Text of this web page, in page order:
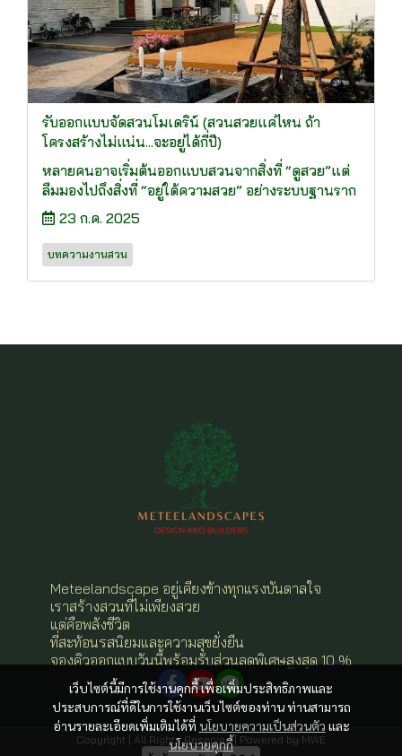
รับออกแบบจัดสวนโมเดริน์ (สวนสวยแค่ไหน ถ้า
โครงสร้างไม่แน่น...จะอยู่ได้กี่ปี)
หลายคนอาจเริ่มต้นออกแบบสวนจากสิ่งที่ “ดูสวย”แต่
ลืมมองไปถึงสิ่งที่ “อยู่ใต้ความสวย” อย่างระบบฐานราก
23 ก.ค. 2025
บทความงานสวน
เว็บไซต์นี้มีการใช้งานคุกกี้ เพื่อเพิ่มประสิทธิภาพและ
ประสบการณ์ที่ดีในการใช้งานเว็บไซต์ของท่าน ท่านสามารถ
อ่านรายละเอียดเพิ่มเติมได้ที่ นโยบายความเป็นส่วนตัว และ
นโยบายคุกกี้
Meteelandscape อยู่เคียงข้างทุกแรงบันดาลใจ
เราสร้างสวนที่ไม่เพียงสวย
แต่คือพลังชีวิต
ที่สะท้อนรสนิยมและความสุขยั่งยืน
จองคิวออกแบบวันนี้พร้อมรับส่วนลดพิเศษสูงสุด 10 %
Copyright | All Rights Reserved | Powered by MWE